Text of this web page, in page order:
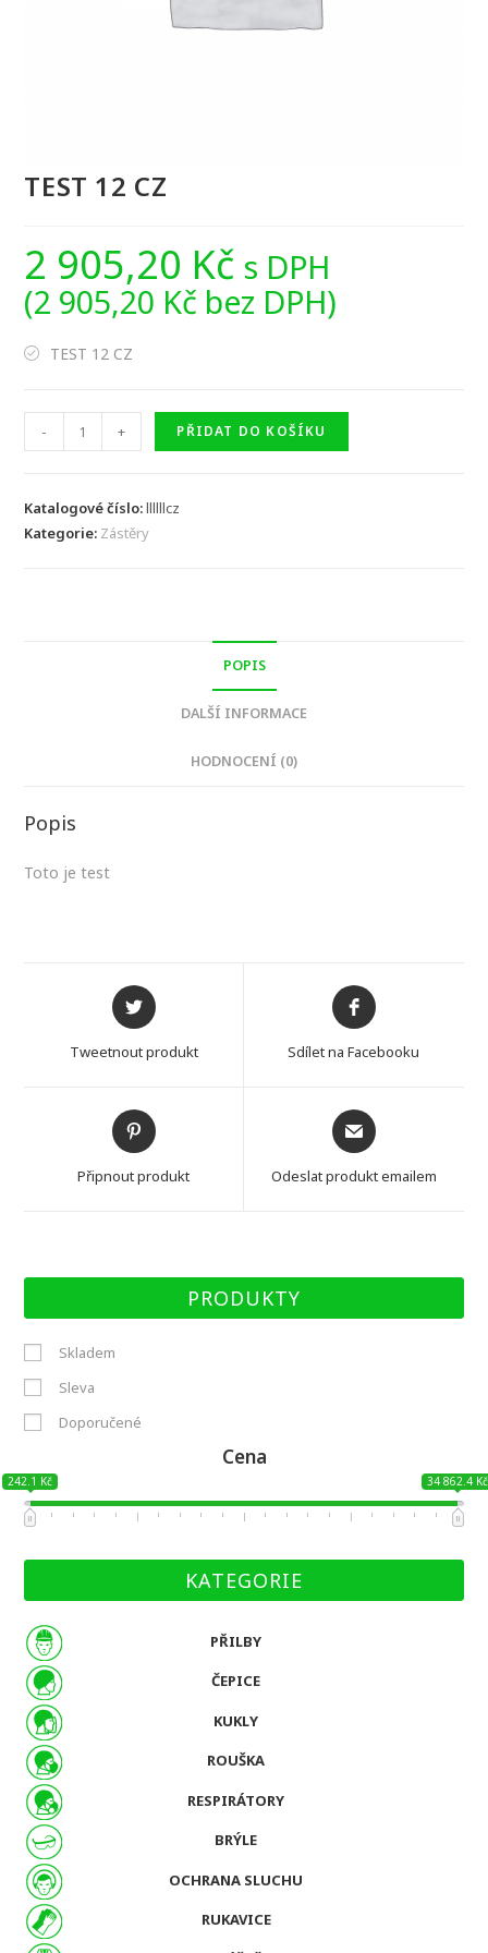
TEST 12 CZ
2 905,20 Kč s DPH
(2 905,20 Kč bez DPH)
TEST 12 CZ
-
TEST
12
množství
+ PŘIDAT DO KOŠÍKU
Katalogové číslo:llllllcz
Kategorie: Zástěry
POPIS
DALŠÍ INFORMACE
HODNOCENÍ (0)
Popis
Toto je test
Opens
in
new
Tweetnout produkt
Opens
in
new
Sdílet na Facebooku
Opens
in
new
Připnout produkt
Opens
in
new
Odeslat produkt emailem
PRODUKTY
Cena
Skladem
Sleva
Doporučené
242.1 Kč 34 862.4 Kč
KATEGORIE
PŘILBY
ČEPICE
KUKLY
ROUŠKA
RESPIRÁTORY
BRÝLE
OCHRANA SLUCHU
RUKAVICE